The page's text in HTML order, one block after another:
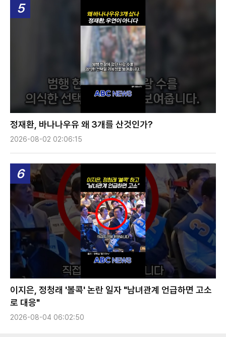
5
정재환, 바나나우유 왜 3개를 산것인가?
2026-08-02 02:06:15
6
이지은, 정청래 '볼콕' 논란 일자 "남녀관계 언급하면 고소
로 대응"
2026-08-04 06:02:50